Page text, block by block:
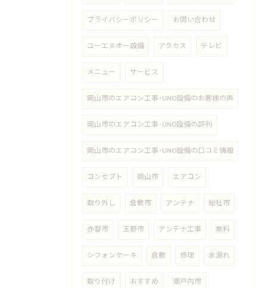
プライバシーポリシー お問い合わせ
ユーエヌオー設備 アクセス テレビ
メニュー サービス
岡山市のエアコン工事･UNO設備のお客様の声
岡山市のエアコン工事･UNO設備の評判
岡山市のエアコン工事･UNO設備の口コミ情報
コンセプト 岡山市 エアコン
取り外し 倉敷市 アンテナ 総社市
赤磐市 玉野市 アンテナ工事 無料
シフォンケーキ 倉敷 修理 水漏れ
取り付け おすすめ 瀬戸内市